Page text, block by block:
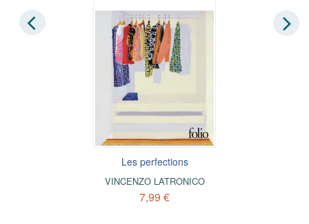
Les perfections
VINCENZO LATRONICO
7,99 €